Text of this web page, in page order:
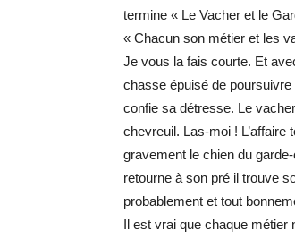
termine « Le Vacher et le
« Chacun son métier et les
Je vous la fais courte. Et
chasse épuisé de
confie sa détresse. Le
chevreuil. Las-moi !
gravement le chien du
retourne à son pré il trouve
probablement et tout
Il est vrai que chaque